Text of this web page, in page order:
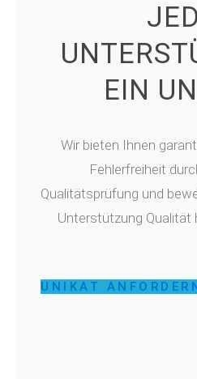
EIN
Wir bieten Ihnen
Fehlerfreiheit
Qualitätsprüfung und
Unterstützung Qualität
UNIKAT